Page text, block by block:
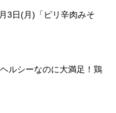
3日(月)「ピリ辛肉みそ
ルシーなのに大満足！鶏